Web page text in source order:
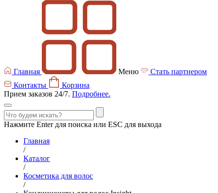
Главная Меню
Стать партнером
Контакты
Корзина
Прием заказов 24/7. Подробнее.
Нажмите Enter для поиска или ESC для выхода
Главная
/
Каталог
/
Косметика для волос
/